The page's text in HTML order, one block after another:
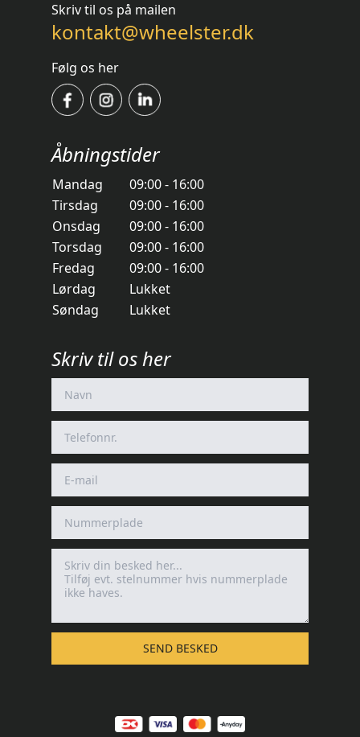
Skriv til os på mailen
kontakt@wheelster.dk
Følg os her
Åbningstider
Mandag
09:00 - 16:00
Tirsdag
09:00 - 16:00
Onsdag
09:00 - 16:00
Torsdag
09:00 - 16:00
Fredag
09:00 - 16:00
Lørdag
Lukket
Søndag
Lukket
Skriv til os her
SEND BESKED